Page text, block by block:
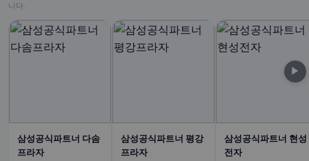
니다.
삼성공식파트너 다솜
프라자
삼성공식파트너 평강
프라자
삼성공식파트너 현성
전자
▶